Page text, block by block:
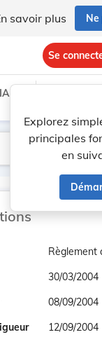
savoir plus
Se
Explorez
principales
en
C
Lancer la
Règlement
30/03/2004
08/09/2004
12/09/2004